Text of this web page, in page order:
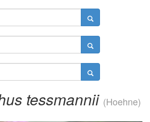
tessmannii (Hoehne)